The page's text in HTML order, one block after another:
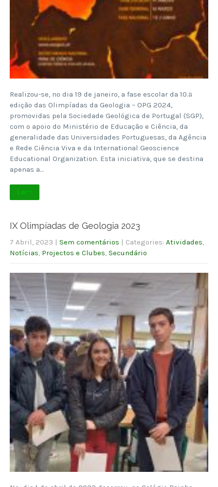
Realizou-se, no dia 19 de janeiro, a fase escolar da 10.ª
edição das Olimpíadas da Geologia – OPG 2024,
promovidas pela Sociedade Geológica de Portugal (SGP),
com o apoio do Ministério de Educação e Ciência, da
generalidade das Universidades Portuguesas, da Agência
e Rede Ciência Viva e da International Geoscience
Educational Organization. Esta iniciativa, que se destina
apenas a…
Ler +
IX Olimpíadas de Geologia 2023
7 Abril, 2023 | Sem comentários | Categories: Atividades
Notícias Projectos e Clubes Secundário